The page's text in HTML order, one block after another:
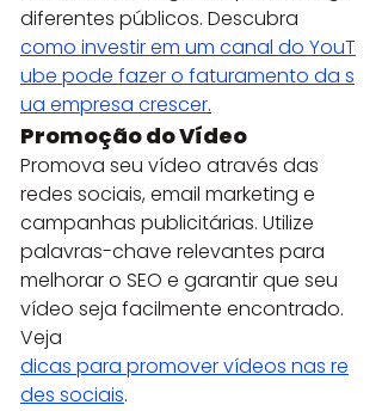
diferentes públicos. Descubra
como investir em um canal do YouT
ube pode fazer o faturamento da s
ua empresa crescer.
Promoção do Vídeo
Promova seu vídeo através das
redes sociais, email marketing e
campanhas publicitárias. Utilize
palavras-chave relevantes para
melhorar o SEO e garantir que seu
vídeo seja facilmente encontrado.
Veja
dicas para promover vídeos nas re
des sociais.